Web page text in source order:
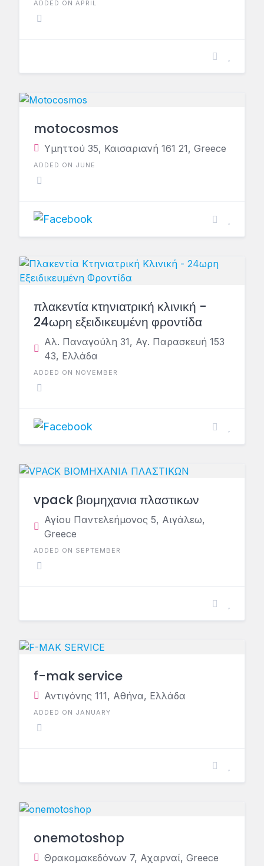
ADDED ON APRIL
motocosmos
Υμηττού 35, Καισαριανή 161 21, Greece
ADDED ON JUNE
πλακεντία κτηνιατρική κλινική -
24ωρη εξειδικευμένη φροντίδα
Αλ. Παναγούλη 31, Αγ. Παρασκευή 153
43, Ελλάδα
ADDED ON NOVEMBER
vpack βιομηχανια πλαστικων
Αγίου Παντελεήμονος 5, Αιγάλεω,
Greece
ADDED ON SEPTEMBER
f-mak service
Αντιγόνης 111, Αθήνα, Ελλάδα
ADDED ON JANUARY
onemotoshop
Θρακομακεδόνων 7, Αχαρναί, Greece